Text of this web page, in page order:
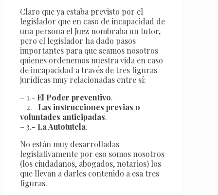
Claro que ya estaba previsto por el
legislador que en caso de incapacidad de
una persona el Juez nombraba un tutor,
pero el legislador ha dado pasos
importantes para que seamos nosotros
quienes ordenemos nuestra vida en caso
de incapacidad a través de tres figuras
jurídicas muy relacionadas entre sí:
– 1.- El Poder preventivo.
– 2.- Las instrucciones previas o
voluntades anticipadas.
– 3.- La Autotutela.
No están muy desarrolladas
legislativamente por eso somos nosotros
(los ciudadanos, abogados, notarios) los
que llevan a darles contenido a esa tres
figuras.